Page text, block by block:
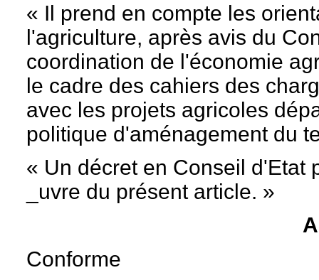
« Il prend en compte les
l'agriculture, après avis du
coordination de l'économie
le cadre des cahiers des
avec les projets agricoles
politique d'aménagement du
« Un décret en Conseil d'Etat
_uvre du présent article. »
Conforme